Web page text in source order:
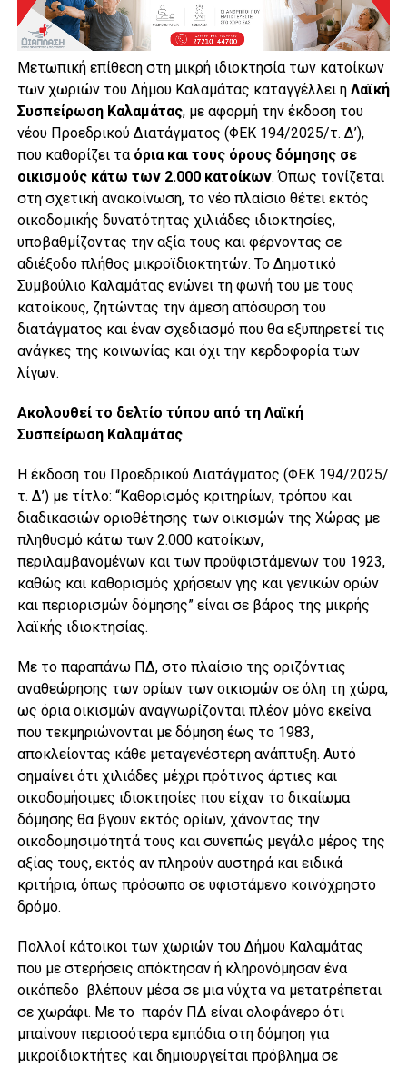
Μετωπική επίθεση στη μικρή ιδιοκτησία των κατοίκων
των χωριών του Δήμου Καλαμάτας καταγγέλλει η Λαϊκή
Συσπείρωση Καλαμάτας, με αφορμή την έκδοση του
νέου Προεδρικού Διατάγματος (ΦΕΚ 194/2025/τ. Δ’),
που καθορίζει τα όρια και τους όρους δόμησης σε
οικισμούς κάτω των 2.000 κατοίκων. Όπως τονίζεται
στη σχετική ανακοίνωση, το νέο πλαίσιο θέτει εκτός
οικοδομικής δυνατότητας χιλιάδες ιδιοκτησίες,
υποβαθμίζοντας την αξία τους και φέρνοντας σε
αδιέξοδο πλήθος μικροϊδιοκτητών. Το Δημοτικό
Συμβούλιο Καλαμάτας ενώνει τη φωνή του με τους
κατοίκους, ζητώντας την άμεση απόσυρση του
διατάγματος και έναν σχεδιασμό που θα εξυπηρετεί τις
ανάγκες της κοινωνίας και όχι την κερδοφορία των
λίγων.
Ακολουθεί το δελτίο τύπου από τη Λαϊκή
Συσπείρωση Καλαμάτας
Η έκδοση του Προεδρικού Διατάγματος (ΦΕΚ 194/2025/
τ. Δ’) με τίτλο: “Καθορισμός κριτηρίων, τρόπου και
διαδικασιών οριοθέτησης των οικισμών της Χώρας με
πληθυσμό κάτω των 2.000 κατοίκων,
περιλαμβανομένων και των προϋφιστάμενων του 1923,
καθώς και καθορισμός χρήσεων γης και γενικών ορών
και περιορισμών δόμησης” είναι σε βάρος της μικρής
λαϊκής ιδιοκτησίας.
Με το παραπάνω ΠΔ, στο πλαίσιο της οριζόντιας
αναθεώρησης των ορίων των οικισμών σε όλη τη χώρα,
ως όρια οικισμών αναγνωρίζονται πλέον μόνο εκείνα
που τεκμηριώνονται με δόμηση έως το 1983,
αποκλείοντας κάθε μεταγενέστερη ανάπτυξη. Αυτό
σημαίνει ότι χιλιάδες μέχρι πρότινος άρτιες και
οικοδομήσιμες ιδιοκτησίες που είχαν το δικαίωμα
δόμησης θα βγουν εκτός ορίων, χάνοντας την
οικοδομησιμότητά τους και συνεπώς μεγάλο μέρος της
αξίας τους, εκτός αν πληρούν αυστηρά και ειδικά
κριτήρια, όπως πρόσωπο σε υφιστάμενο κοινόχρηστο
δρόμο.
Πολλοί κάτοικοι των χωριών του Δήμου Καλαμάτας
που με στερήσεις απόκτησαν ή κληρονόμησαν ένα
οικόπεδο βλέπουν μέσα σε μια νύχτα να μετατρέπεται
σε χωράφι. Με το παρόν ΠΔ είναι ολοφάνερο ότι
μπαίνουν περισσότερα εμπόδια στη δόμηση για
μικροϊδιοκτήτες και δημιουργείται πρόβλημα σε